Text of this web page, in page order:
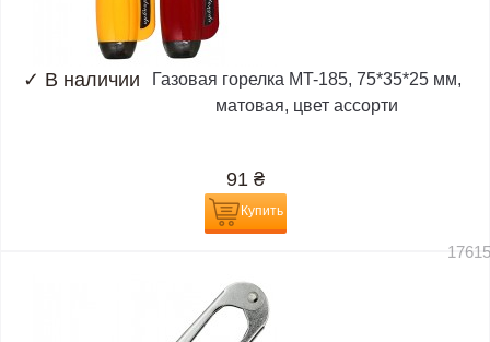
✓ В наличии
Газовая горелка MT-185, 75*35*25 мм,
матовая, цвет ассорти
91 ₴
Купить